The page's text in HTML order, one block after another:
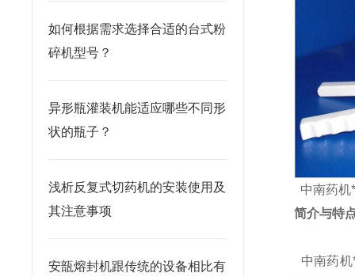
如何根据需求选择合适的台式粉
碎机型号？
异形瓶灌装机能适应哪些不同形
状的瓶子？
浅析反复式切药机的安装使用及
其注意事项
安瓿熔封机跟传统的设备相比有
中南药机
简介与特
中南药